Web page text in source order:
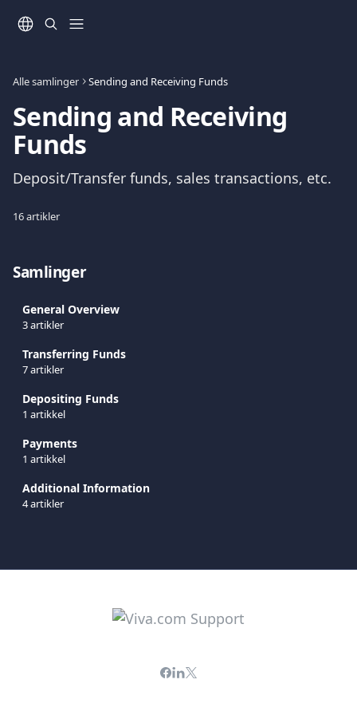
Alle samlinger Sending and Receiving Funds
Sending and Receiving
Funds
Deposit/Transfer funds, sales transactions, etc.
16 artikler
Samlinger
General Overview
3 artikler
Transferring Funds
7 artikler
Depositing Funds
1 artikkel
Payments
1 artikkel
Additional Information
4 artikler